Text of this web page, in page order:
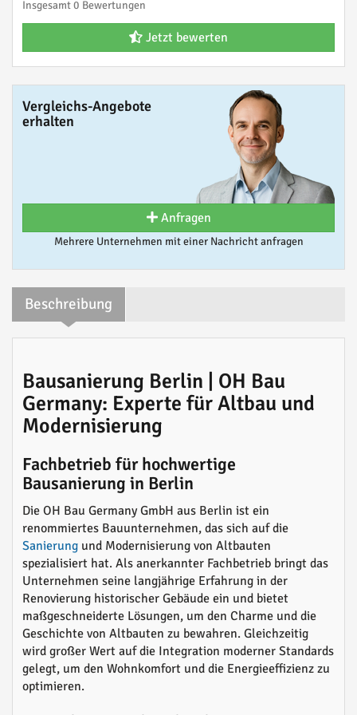
Insgesamt 0 Bewertungen
Jetzt bewerten
Vergleichs-Angebote
erhalten
Anfragen
Mehrere Unternehmen mit einer Nachricht anfragen
Beschreibung
Bausanierung Berlin | OH Bau
Germany: Experte für Altbau und
Modernisierung
Fachbetrieb für hochwertige
Bausanierung in Berlin
Die OH Bau Germany GmbH aus Berlin ist ein
renommiertes Bauunternehmen, das sich auf die
Sanierung und Modernisierung von Altbauten
spezialisiert hat. Als anerkannter Fachbetrieb bringt das
Unternehmen seine langjährige Erfahrung in der
Renovierung historischer Gebäude ein und bietet
maßgeschneiderte Lösungen, um den Charme und die
Geschichte von Altbauten zu bewahren. Gleichzeitig
wird großer Wert auf die Integration moderner Standards
gelegt, um den Wohnkomfort und die Energieeffizienz zu
optimieren.